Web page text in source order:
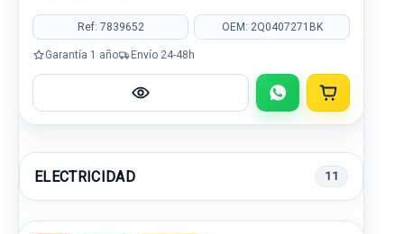
Ref: 7839652 OEM: 2Q0407271BK
Garantía 1 año Envío 24-48h
ELECTRICIDAD 11